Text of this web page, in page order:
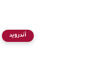
أندرويد